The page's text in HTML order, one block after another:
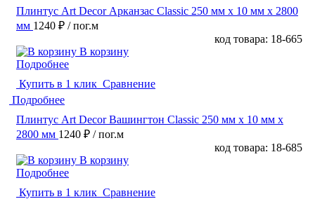
Плинтус Art Decor Арканзас Classic 250 мм х 10 мм х 2800
мм 1240 ₽ / пог.м
код товара: 18-665
В корзину
Подробнее
Купить в 1 клик Сравнение
Подробнее
Плинтус Art Decor Вашингтон Classic 250 мм х 10 мм х
2800 мм 1240 ₽ / пог.м
код товара: 18-685
В корзину
Подробнее
Купить в 1 клик Сравнение